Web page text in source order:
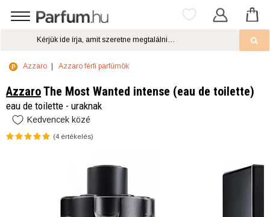
Azzaro Azzaro férfi parfümök
AzzaroThe Most Wanted intense (eau de toilette)
eau de toilette - uraknak
Kedvencek közé
(4 értékelés)